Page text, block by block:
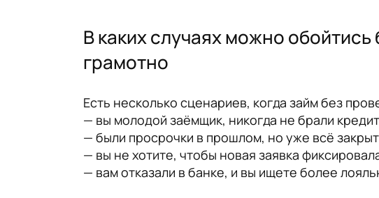
В каких случаях можно
грамотно
Есть несколько сценариев, когда займ без
— вы молодой заёмщик, никогда не брали
— были просрочки в прошлом, но уже всё
— вы не хотите, чтобы новая заявка
— вам отказали в банке, и вы ищете более